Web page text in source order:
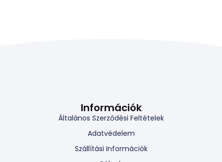
Információk
Általános Szerződési Feltételek
Adatvédelem
Szállítási Információk